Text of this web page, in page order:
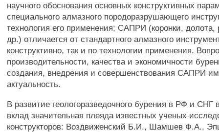
научного обоснования основных конструктивных
специального алмазного породоразрушающего
технология его применения; САПРИ (коронки,
др.) отличается от стандартного алмазного
конструктивно, так и по технологии применения.
производительности, качества и экономичности
создания, внедрения и совершенствования САПРИ
актуальность.
В развитие геологоразведочного бурения в РФ и СНГ
вклад значительная плеяда известных ученых
конструкторов: Воздвиженский Б.И., Шамшев Ф.А.,